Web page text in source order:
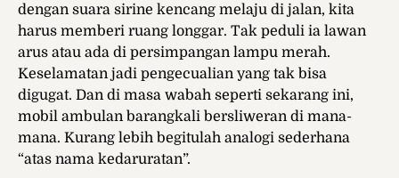
dengan suara sirine kencang melaju di jalan, kita
harus memberi ruang longgar. Tak peduli ia lawan
arus atau ada di persimpangan lampu merah.
Keselamatan jadi pengecualian yang tak bisa
digugat. Dan di masa wabah seperti sekarang ini,
mobil ambulan barangkali bersliweran di mana-
mana. Kurang lebih begitulah analogi sederhana
“atas nama kedaruratan”.